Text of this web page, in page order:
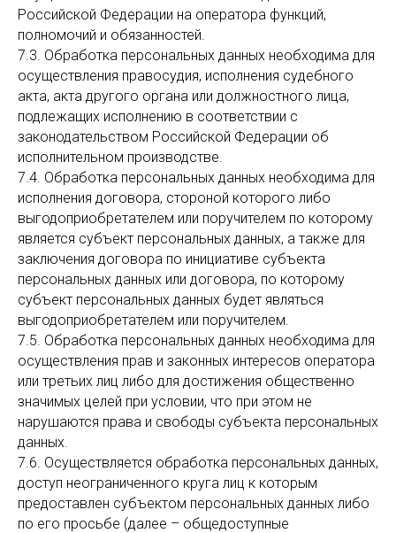
Российской Федерации на оператора функций,
полномочий и обязанностей.
7.3. Обработка персональных данных необходима для
осуществления правосудия, исполнения судебного
акта, акта другого органа или должностного лица,
подлежащих исполнению в соответствии с
законодательством Российской Федерации об
исполнительном производстве.
7.4. Обработка персональных данных необходима для
исполнения договора, стороной которого либо
выгодоприобретателем или поручителем по которому
является субъект персональных данных, а также для
заключения договора по инициативе субъекта
персональных данных или договора, по которому
субъект персональных данных будет являться
выгодоприобретателем или поручителем.
7.5. Обработка персональных данных необходима для
осуществления прав и законных интересов оператора
или третьих лиц либо для достижения общественно
значимых целей при условии, что при этом не
нарушаются права и свободы субъекта персональных
данных.
7.6. Осуществляется обработка персональных данных,
доступ неограниченного круга лиц к которым
предоставлен субъектом персональных данных либо
по его просьбе (далее – общедоступные